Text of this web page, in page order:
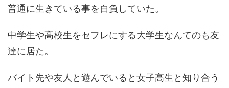
普通に生きている事を自負していた。
中学生や高校生をセフレにする大学生なんてのも友
達に居た。
バイト先や友人と遊んでいると女子高生と知り合う